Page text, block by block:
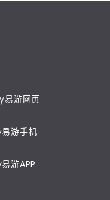
游网页
游手机
游APP